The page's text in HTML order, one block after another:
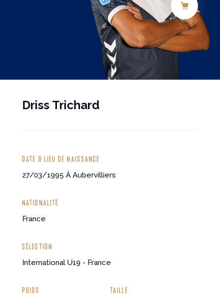
Driss Trichard
DATE & LIEU DE NAISSANCE
27/03/1995 À Aubervilliers
NATIONALITÉ
France
SÉLECTION
International U19 - France
POIDS TAILLE